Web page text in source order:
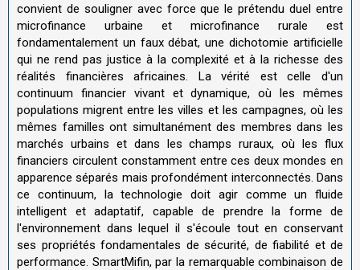
convient de souligner avec force que le prétendu duel entre
microfinance urbaine et microfinance rurale est
fondamentalement un faux débat, une dichotomie artificielle
qui ne rend pas justice à la complexité et à la richesse des
réalités financières africaines. La vérité est celle d'un
continuum financier vivant et dynamique, où les mêmes
populations migrent entre les villes et les campagnes, où les
mêmes familles ont simultanément des membres dans les
marchés urbains et dans les champs ruraux, où les flux
financiers circulent constamment entre ces deux mondes en
apparence séparés mais profondément interconnectés. Dans
ce continuum, la technologie doit agir comme un fluide
intelligent et adaptatif, capable de prendre la forme de
l'environnement dans lequel il s'écoule tout en conservant
ses propriétés fondamentales de sécurité, de fiabilité et de
performance. SmartMifin, par la remarquable combinaison de